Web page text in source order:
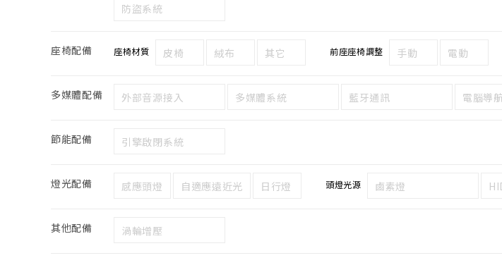
防盜系統
座椅配備 座椅材質 皮椅 絨布 其它 前座座椅調整 手動 電動
多媒體配備 外部音源接入 多媒體系統 藍牙通訊 電腦導
節能配備 引擎啟閉系統
燈光配備 感應頭燈 自適應遠近光 日行燈 頭燈光源 鹵素燈
其他配備 渦輪增壓